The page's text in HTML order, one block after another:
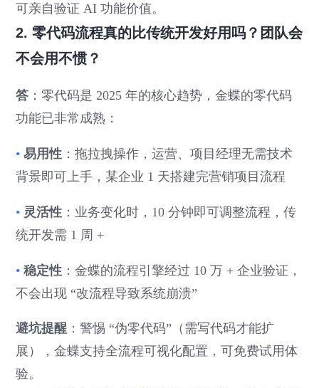
可亲自验证 AI 功能价值。
2. 零代码流程真的比传统开发好用吗？团队会
不会用不惯？
答 ：零代码是 2025 年的核心趋势，金蝶的零代码
功能已非常成熟：
•易用性 ：拖拉拽操作，运营、项目经理无需技术
背景即可上手，某企业 1 天搭建完营销项目流程
• 灵活性 ：业务变化时，10 分钟即可调整流程，传
统开发需 1 周 +
•稳定性 ：金蝶的流程引擎经过 10 万 + 企业验证，
不会出现 “改流程导致系统崩溃”
避坑提醒 ：警惕 “伪零代码”（需写代码才能扩
展），金蝶支持全流程可视化配置，可免费试用体
验。